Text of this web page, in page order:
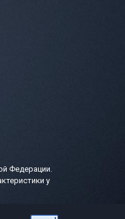
Федерации.
у